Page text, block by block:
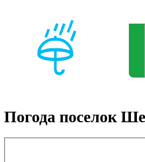
Погода поселок